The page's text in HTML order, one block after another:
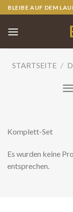
Skip
to
content
BLEIBE AUF DEM
STARTSEITE /
Komplett-Set
Es wurden keine
entsprechen.